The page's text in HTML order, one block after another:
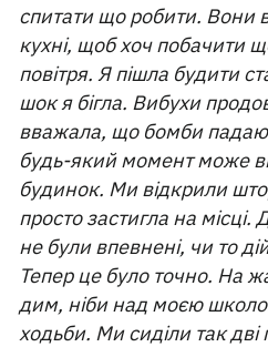
спитати що робити. Вони
кухні, щоб хоч побачити
повітря. Я пішла будити
шок я бігла. Вибухи
вважала, що бомби
будь-який момент може
будинок. Ми відкрили
просто застигла на
не були впевнені, чи то
Тепер це було точно. На
дим, ніби над моєю
ходьби. Ми сиділи так